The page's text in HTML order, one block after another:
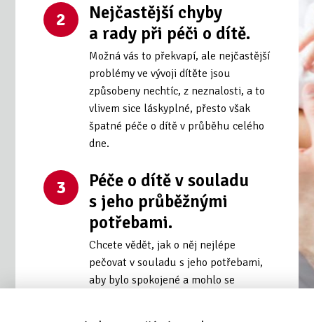
2
Nejčastější chyby
a rady při péči o dítě.
Možná vás to překvapí, ale nejčastější
problémy ve vývoji dítěte jsou
způsobeny nechtíc, z neznalosti, a to
vlivem sice láskyplné, přesto však
špatné péče o dítě v průběhu celého
dne.
3
Péče o dítě v souladu
s jeho průběžnými
potřebami.
Chcete vědět, jak o něj nejlépe
pečovat v souladu s jeho potřebami,
aby bylo spokojené a mohlo se